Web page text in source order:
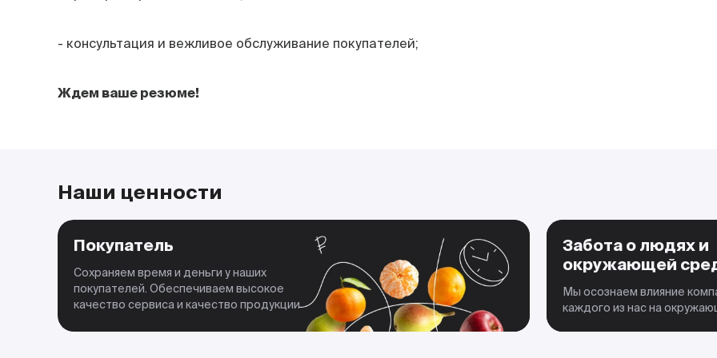
- консультация и вежливое обслуживание покупателей;
Ждем ваше резюме!
Наши ценности
Покупатель
Сохраняем время и деньги у наших
покупателей. Обеспечиваем высокое
качество сервиса и качество продукции
Забота о людях и
окружающей
Мы осознаем влияние
каждого из нас на